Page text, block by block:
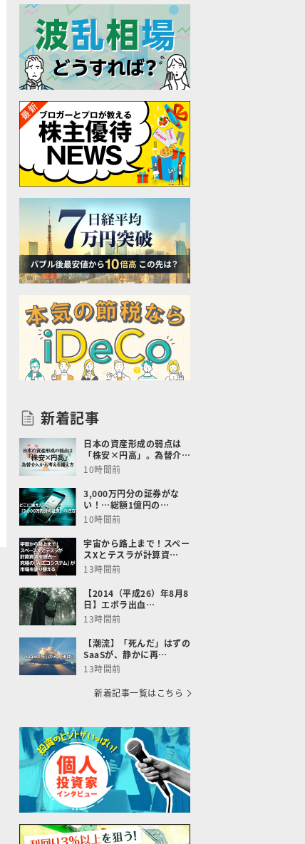
新着記事
日本の資産形成の弱点は
「株安×円高」。為替介…
10時間前
3,000万円分の証券がな
い！…総額1億円の…
10時間前
宇宙から路上まで！スペー
スXとテスラが計算資…
13時間前
【2014（平成26）年8月8
日】エボラ出血…
13時間前
【潮流】「死んだ」はずの
SaaSが、静かに再…
13時間前
新着記事一覧はこちら